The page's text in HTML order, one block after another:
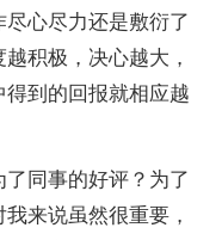
心尽力还是敷衍了
积极，决心越大，
到的回报就相应越
同事的好评？为了
来说虽然很重要，